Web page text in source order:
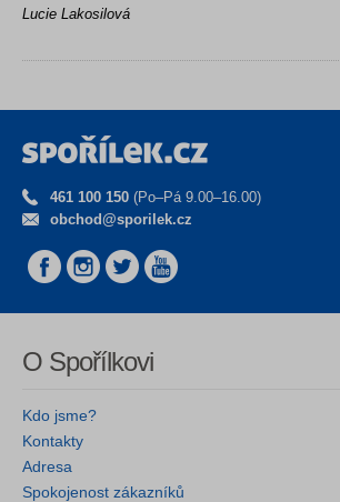
Lucie Lakosilová
461 100 150 (Po–Pá 9.00–16.00)
obchod@sporilek.cz
O Spořílkovi
Kdo jsme?
Kontakty
Adresa
Spokojenost zákazníků